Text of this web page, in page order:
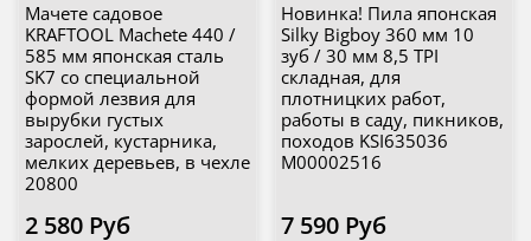
Мачете садовое
KRAFTOOL Machete 440 /
585 мм японская сталь
SK7 cо специальной
формой лезвия для
вырубки густых
зарослей, кустарника,
мелких деревьев, в чехле
20800
2 580 Руб
Новинка! Пила японская
Silky Bigboy 360 мм 10
зуб / 30 мм 8,5 TPI
складная, для
плотницких работ,
работы в саду, пикников,
походов KSI635036
М00002516
7 590 Руб